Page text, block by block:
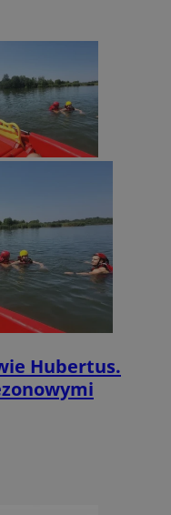
Hubertus.